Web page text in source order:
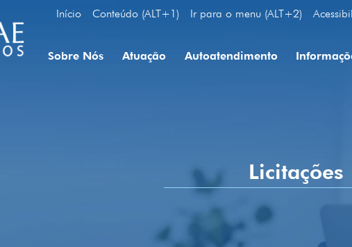
Início Conteúdo (ALT+1) Ir para o menu (ALT+2)
Sobre Nós Atuação Autoatendimento
Licitações